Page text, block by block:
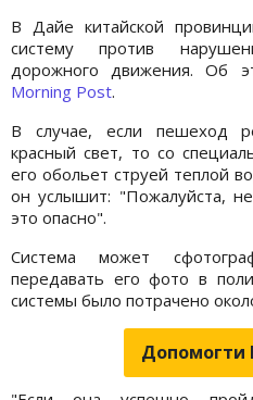
В Дайе китайской
систему против
дорожного движения. Об
Morning Post.
В случае, если пешеход
красный свет, то со
его обольет струей теплой
он услышит: "Пожалуйста,
это опасно".
Система может
передавать его фото в
системы было потрачено
Допомогти